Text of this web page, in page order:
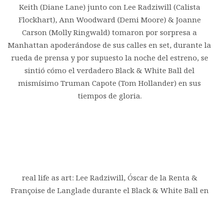
Keith (Diane Lane) junto con Lee Radziwill (Calista
Flockhart), Ann Woodward (Demi Moore) & Joanne
Carson (Molly Ringwald) tomaron por sorpresa a
Manhattan apoderándose de sus calles en set, durante la
rueda de prensa y por supuesto la noche del estreno, se
sintió cómo el verdadero Black & White Ball del
mismísimo Truman Capote (Tom Hollander) en sus
tiempos de gloria.
real life as art: Lee Radziwill, Óscar de la Renta &
Françoise de Langlade durante el Black & White Ball en